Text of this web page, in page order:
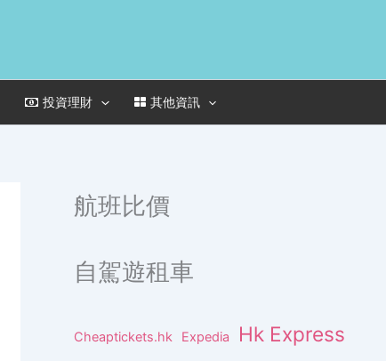
投資理財 其他資訊
航班比價
自駕遊租車
Cheaptickets.hk Expedia Hk Express